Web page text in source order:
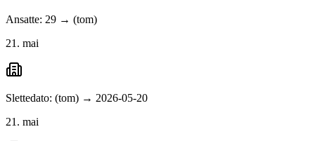
Ansatte: 29 → (tom)
21. mai
Slettedato: (tom) → 2026-05-20
21. mai